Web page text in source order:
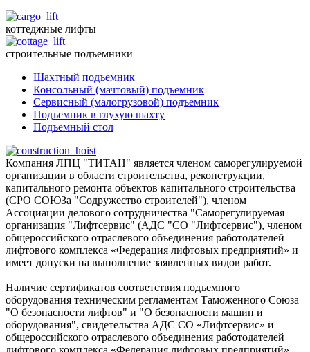
коттеджные лифты
строительные подъемники
Шахтный подъемник
Консольный (мачтовый) подъемник
Сервисный (малогрузовой) подъемник
Подъемник в глухую шахту
Подъемный стол
Компания ЛПЦ "ТИТАН" является членом саморегулируемой
организации в области строительства, реконструкции,
капитального ремонта объектов капитального строительства
(СРО СОЮЗа "Содружество строителей"), членом
Ассоциации делового сотрудничества "Саморегулируемая
организация "Лифтсервис" (АДС "СО "Лифтсервис"), членом
общероссийского отраслевого объединения работодателей
лифтового комплекса «Федерация лифтовых предприятий» и
имеет допуски на выполнение заявленных видов работ.
Наличие сертификатов соответствия подъемного
оборудования техническим регламентам Таможенного Союза
"О безопасности лифтов" и "О безопасности машин и
оборудования", свидетельства АДС СО «Лифтсервис» и
общероссийского отраслевого объединения работодателей